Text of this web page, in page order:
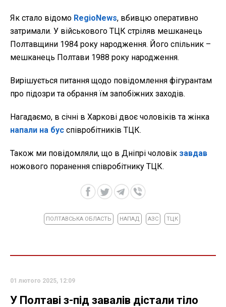
Як стало відомо RegioNews, вбивцю оперативно
затримали. У військового ТЦК стріляв мешканець
Полтавщини 1984 року народження. Його спільник –
мешканець Полтави 1988 року народження.
Вирішується питання щодо повідомлення фігурантам
про підозри та обрання їм запобіжних заходів.
Нагадаємо, в січні в Харкові двоє чоловіків та жінка
напали на бус співробітників ТЦК.
Також ми повідомляли, що в Дніпрі чоловік завдав
ножового поранення співробітнику ТЦК.
ПОЛТАВСЬКА ОБЛАСТЬ НАПАД АЗС ТЦК
01 лютого 2025, 12:09
У Полтаві з-під завалів дістали тіло